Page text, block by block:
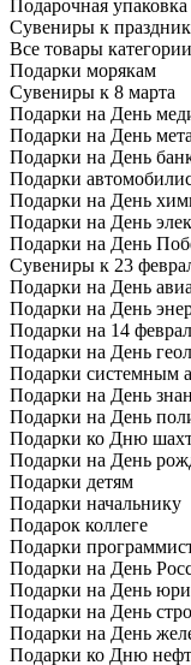
Подарочная упаковка
Сувениры к
Все товары категории
Подарки морякам
Сувениры к 8 марта
Подарки на День
Подарки на День
Подарки на День
Подарки
Подарки на День
Подарки на День
Подарки на День
Сувениры к 23
Подарки на День
Подарки на День
Подарки на 14
Подарки на День
Подарки системным
Подарки на День
Подарки на День
Подарки ко Дню
Подарки на День
Подарки детям
Подарки начальнику
Подарок коллеге
Подарки
Подарки на День
Подарки на День
Подарки на День
Подарки на День
Подарки ко Дню